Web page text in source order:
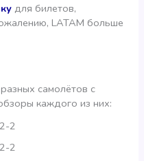
для билетов,
LATAM больше
самолётов с
каждого из них:
2
2